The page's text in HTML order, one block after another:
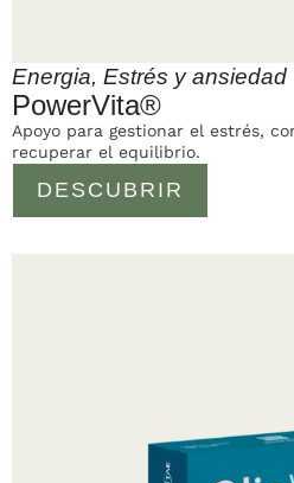
Energia, Estrés y ansiedad
PowerVita®
DESCUBRIR
Apoyo para gestionar el estrés,
recuperar el equilibrio.